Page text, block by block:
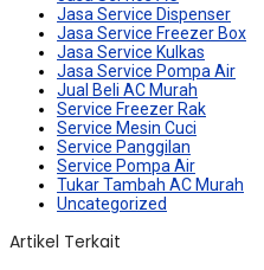
Jasa Service Dispenser
Jasa Service Freezer Box
Jasa Service Kulkas
Jasa Service Pompa Air
Jual Beli AC Murah
Service Freezer Rak
Service Mesin Cuci
Service Panggilan
Service Pompa Air
Tukar Tambah AC Murah
Uncategorized
Artikel Terkait